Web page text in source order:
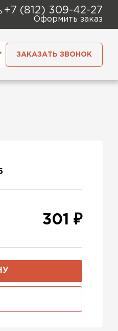
+7 (812) 309-42-27
Оформить заказ
ЗАКАЗАТЬ ЗВОНОК
301 ₽